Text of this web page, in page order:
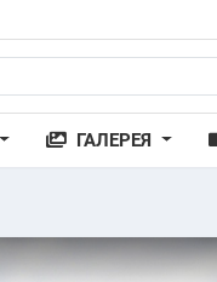
ГАЛЕРЕЯ